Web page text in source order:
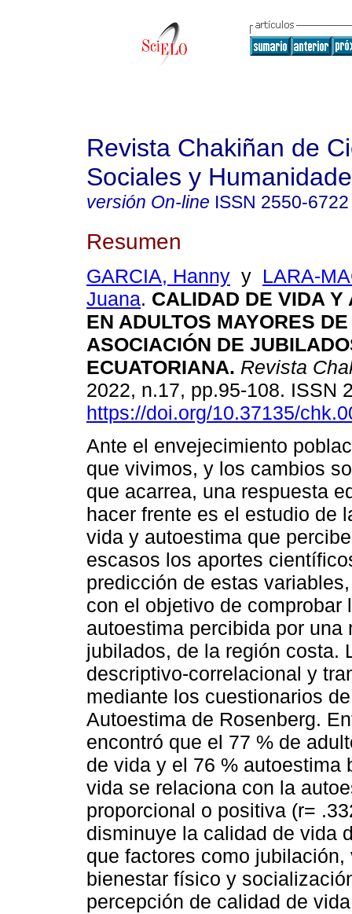
Revista Chakiñan de
Sociales y
versión On-line ISSN 2550-6722
Resumen
GARCIA, Hanny y LARA-
Juana. CALIDAD DE VIDA Y
EN ADULTOS MAYORES
ASOCIACIÓN DE
ECUATORIANA. Revista
2022, n.17, pp.95-108. ISSN
https://doi.org/10.37135/
Ante el envejecimiento
que vivimos, y los cambios
que acarrea, una respuesta
hacer frente es el estudio de
vida y autoestima que
escasos los aportes
predicción de estas
con el objetivo de
autoestima percibida por
jubilados, de la región costa.
descriptivo-correlacional y
mediante los cuestionarios
Autoestima de Rosenberg.
encontró que el 77 % de
de vida y el 76 % autoestima
vida se relaciona con la
proporcional o positiva (r=
disminuye la calidad de vida
que factores como
bienestar físico y
percepción de calidad de